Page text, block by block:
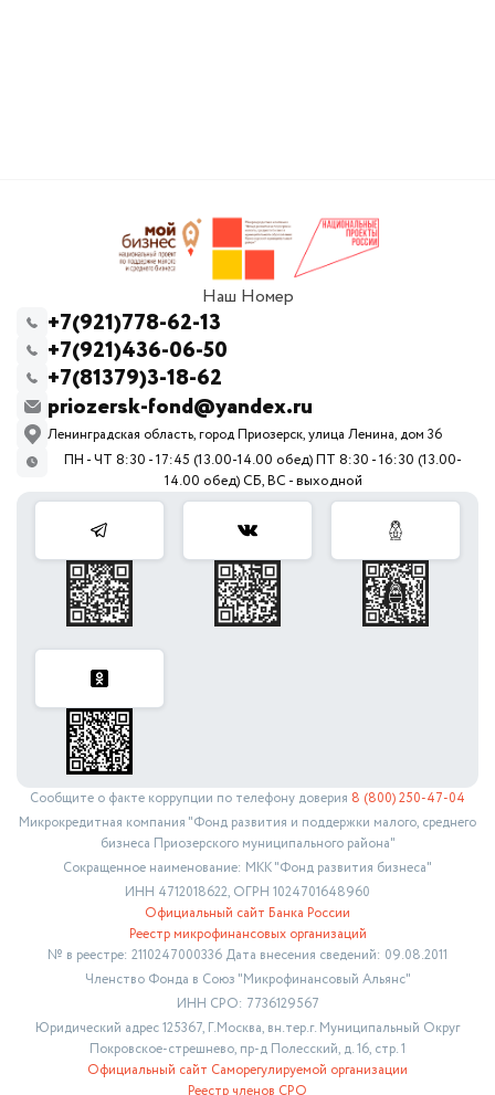
Наш Номер
+7(921)778-62-13
+7(921)436-06-50
+7(81379)3-18-62
priozersk-fond@yandex.ru
Ленинградская область, город Приозерск, улица Ленина, дом 36
ПН - ЧТ 8:30 - 17:45 (13.00-14.00 обед) ПТ 8:30 - 16:30 (13.00-
14.00 обед) СБ, ВС - выходной
Сообщите о факте коррупции по телефону доверия 8 (800) 250-47-04
Микрокредитная компания "Фонд развития и поддержки малого, среднего
бизнеса Приозерского муниципального района"
Сокращенное наименование: МКК "Фонд развития бизнеса"
ИНН 4712018622, ОГРН 1024701648960
Официальный сайт Банка России
Реестр микрофинансовых организаций
№ в реестре: 2110247000336 Дата внесения сведений: 09.08.2011
Членство Фонда в Союз "Микрофинансовый Альянс"
ИНН СРО: 7736129567
Юридический адрес 125367, Г.Москва, вн.тер.г. Муниципальный Округ
Покровское-стрешнево, пр-д Полесский, д. 16, стр. 1
Официальный сайт Саморегулируемой организации
Реестр членов СРО